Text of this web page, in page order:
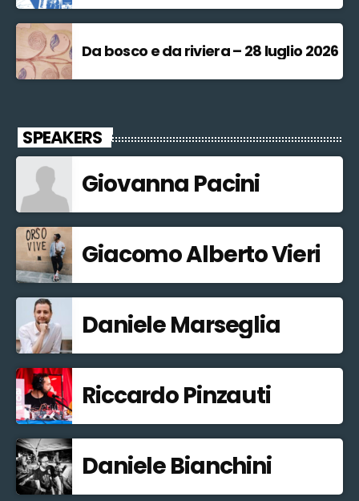
Da bosco e da riviera – 28 luglio 2026
SPEAKERS
Giovanna Pacini
Giacomo Alberto Vieri
Daniele Marseglia
Riccardo Pinzauti
Daniele Bianchini